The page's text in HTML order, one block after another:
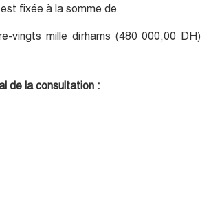
fixée à la somme de
vingts mille dirhams (480 000,00 DH)
de la consultation :